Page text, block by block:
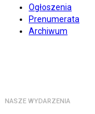
Ogłoszenia
Prenumerata
Archiwum
NASZE WYDARZENIA